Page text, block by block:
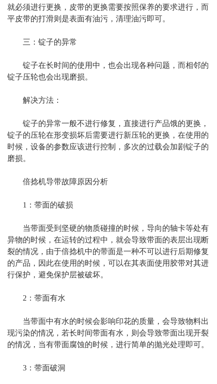
就必须进行更换，皮带的更换需要按照保养的要求进行，而
平皮带的打滑则是表面有油污，清理油污即可。
三：锭子的异常
锭子在长时间的使用中，也会出现各种问题，而相邻的
锭子压轮也会出现磨损。
解决方法：
锭子的异常一般不进行修复，直接进行产品饿的更换，
锭子的压轮在形变损坏后需要进行新压轮的更换，在使用的
时候，设备的参数应该进行控制，多次的过载会加剧锭子的
磨损。
倍捻机导带故障原因分析
1：带面的破损
当带面受到坚硬的物质碰撞的时候，导向的轴卡等处有
异物的时候，在运转的过程中，就会导致带面的表层出现断
裂的情况，由于倍捻机中的带面是一种不可以进行后期修复
的产品，因此在使用的时候，可以在其表面使用胶带对其进
行保护，避免保护层被破坏。
2：带面有水
当带面中有水的时候会影响印花的质量，会导致物料出
现污染的情况，若长时间带面有水，则会导致带面出现开裂
的情况，当有带面腐蚀的时候，进行简单的抛光处理即可。
3：带面破洞